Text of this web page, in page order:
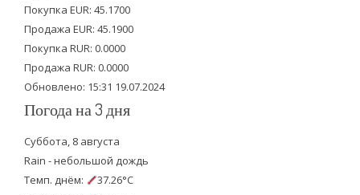
e
r
o
o
k
b
e
Покупка EUR: 45.1700
Продажа EUR: 45.1900
Покупка RUR: 0.0000
Продажа RUR: 0.0000
Обновлено: 15:31 19.07.2024
Погода на 3 дня
Суббота, 8 августа
Rain - небольшой дождь
Темп. днём:
37.26°C